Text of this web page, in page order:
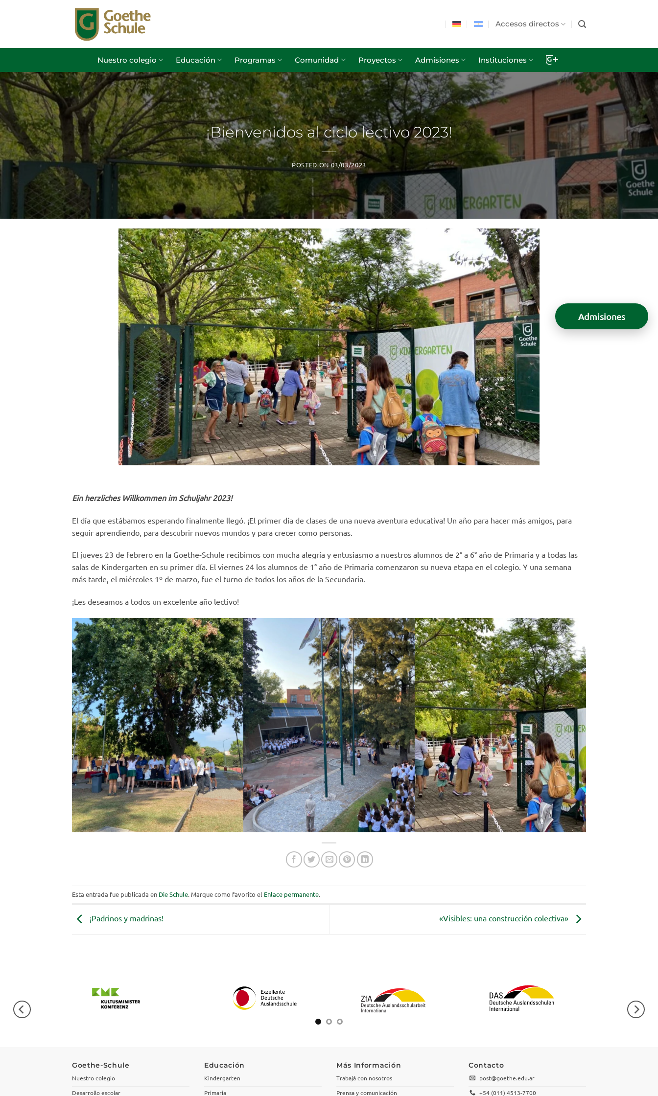
Accesos directos
Nuestro colegio Educación Programas Comunidad Proyectos Admisiones Instituciones
¡Bienvenidos al ciclo lectivo 2023!
POSTED ON03/03/2023
Ein herzliches Willkommen im Schuljahr 2023!
El día que estábamos esperando finalmente llegó. ¡El primer día de clases de una nueva aventura educativa! Un año para hacer más amigos, para
seguir aprendiendo, para descubrir nuevos mundos y para crecer como personas.
El jueves 23 de febrero en la Goethe-Schule recibimos con mucha alegría y entusiasmo a nuestros alumnos de 2° a 6° año de Primaria y a todas las
salas de Kindergarten en su primer día. El viernes 24 los alumnos de 1° año de Primaria comenzaron su nueva etapa en el colegio. Y una semana
más tarde, el miércoles 1º de marzo, fue el turno de todos los años de la Secundaria.
¡Les deseamos a todos un excelente año lectivo!
Esta entrada fue publicada en Die Schule. Marque como favorito el Enlace permanente.
¡Padrinos y madrinas! «Visibles: una construcción colectiva»
Goethe-Schule
Nuestro colegio
Desarrollo escolar
Educación
Kindergarten
Primaria
Más Información
Trabajá con nosotros
Prensa y comunicación
Contacto
post@goethe.edu.ar
+54 (011) 4513-7700
Admisiones